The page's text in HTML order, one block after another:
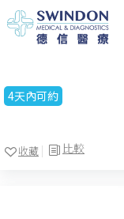
4天內可約
比較
收藏